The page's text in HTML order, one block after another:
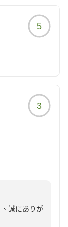
5
3
誠にありが